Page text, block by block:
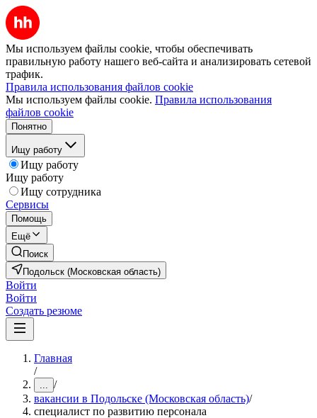
Мы используем файлы cookie, чтобы обеспечивать
правильную работу нашего веб-сайта и анализировать сетевой
трафик.
Правила использования файлов cookie
Мы используем файлы cookie. Правила использования
файлов cookie
Понятно
Ищу работу
Ищу работу
Ищу работу
Ищу сотрудника
Сервисы
Помощь
Ещё
Поиск
Подольск (Московская область)
Войти
Войти
Создать резюме
Главная
/
... /
вакансии в Подольске (Московская область)/
специалист по развитию персонала